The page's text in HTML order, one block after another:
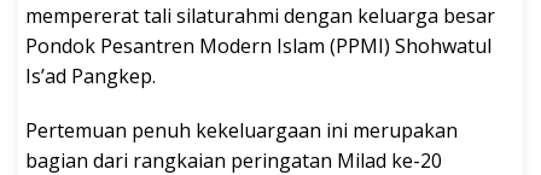
mempererat tali silaturahmi dengan keluarga besar
Pondok Pesantren Modern Islam (PPMI) Shohwatul
Is’ad Pangkep.
Pertemuan penuh kekeluargaan ini merupakan
bagian dari rangkaian peringatan Milad ke-20